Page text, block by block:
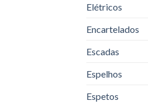
Elétricos
Encartelados
Escadas
Espelhos
Espetos